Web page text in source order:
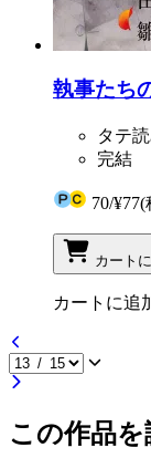
執事たち
タテ
完結
70/¥77(
カート
カートに追
この作品